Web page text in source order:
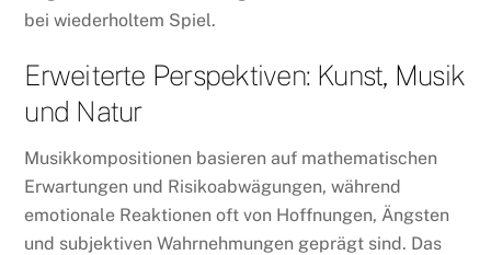
bei wiederholtem Spiel.
Erweiterte Perspektiven: Kunst, Musik
und Natur
Musikkompositionen basieren auf mathematischen
Erwartungen und Risikoabwägungen, während
emotionale Reaktionen oft von Hoffnungen, Ängsten
und subjektiven Wahrnehmungen geprägt sind. Das